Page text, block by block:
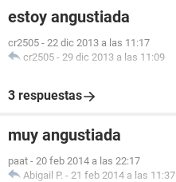
estoy angustiada
cr2505 - 22 dic 2013 a las 11:17
cr2505 - 29 dic 2013 a las 11:09
3 respuestas
muy angustiada
paat - 20 feb 2014 a las 22:17
Abigail P. - 21 feb 2014 a las 11:37